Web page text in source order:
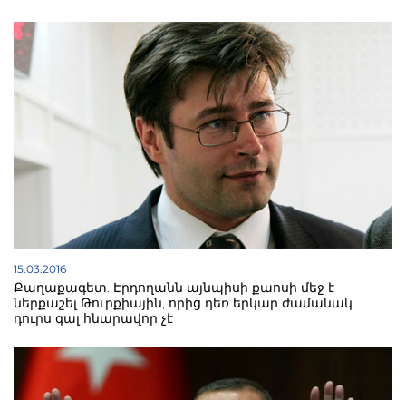
15.03.2016
Քաղաքագետ. Էրդողանն այնպիսի քաոսի մեջ է
ներքաշել Թուրքիային, որից դեռ երկար ժամանակ
դուրս գալ հնարավոր չէ